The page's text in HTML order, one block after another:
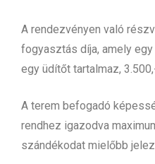
A rendezvényen való
fogyasztás díja, amely
egy üdítőt tartalmaz,
A terem befogadó
rendhez igazodva
szándékodat mielőbb